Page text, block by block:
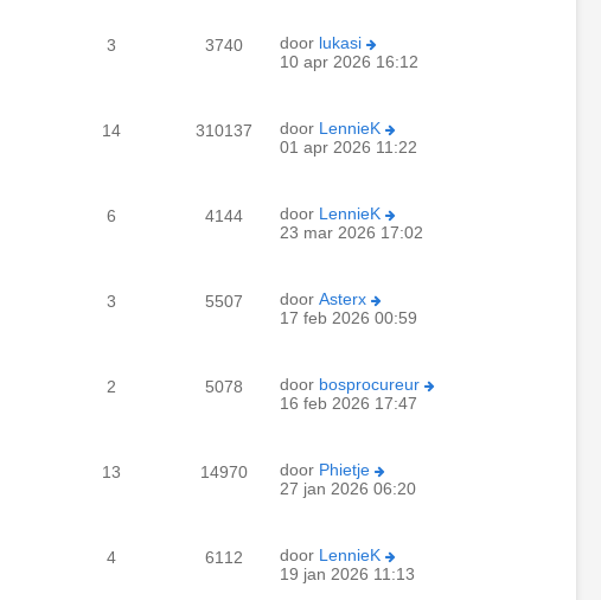
3 3740 door lukasi
10 apr 2026 16:12
14 310137 door LennieK
01 apr 2026 11:22
6 4144 door LennieK
23 mar 2026 17:02
3 5507 door Asterx
17 feb 2026 00:59
2 5078 door bosprocureur
16 feb 2026 17:47
13 14970 door Phietje
27 jan 2026 06:20
4 6112 door LennieK
19 jan 2026 11:13